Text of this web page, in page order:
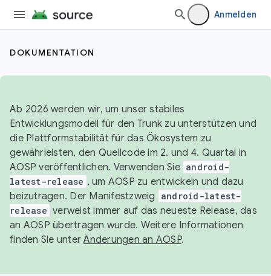
Anmelden
DOKUMENTATION
Ab 2026 werden wir, um unser stabiles
Entwicklungsmodell für den Trunk zu unterstützen und
die Plattformstabilität für das Ökosystem zu
gewährleisten, den Quellcode im 2. und 4. Quartal in
AOSP veröffentlichen. Verwenden Sie android-
latest-release , um AOSP zu entwickeln und dazu
beizutragen. Der Manifestzweig
android-latest-
release verweist immer auf das neueste Release, das
an AOSP übertragen wurde. Weitere Informationen
finden Sie unterÄnderungen an AOSP.